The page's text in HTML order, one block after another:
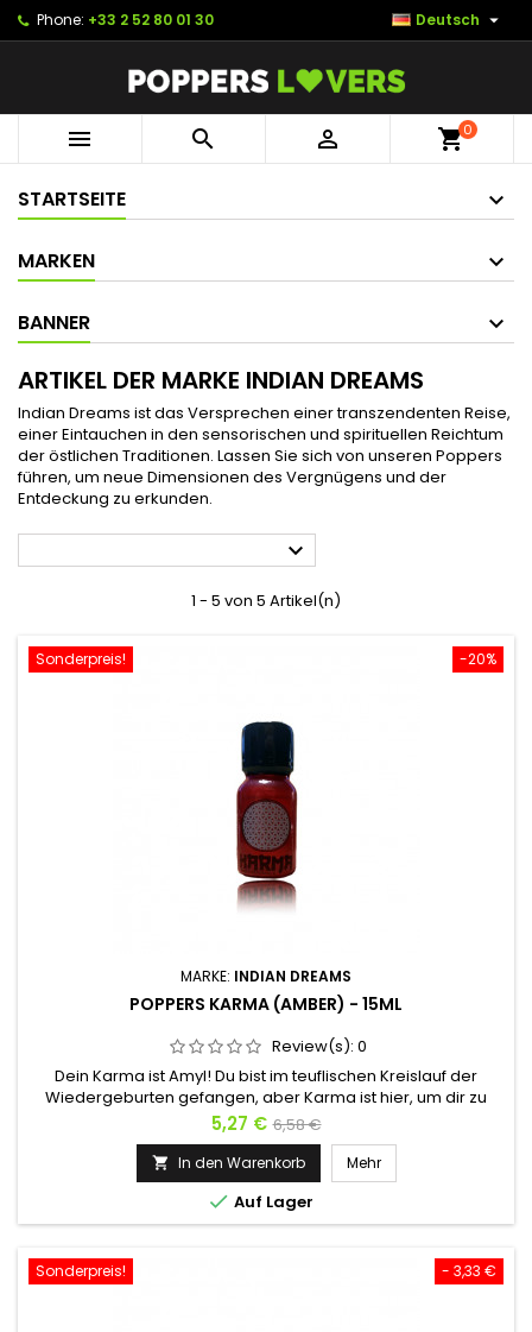
Phone: +33 2 52 80 01 30 Deutsch 
   shopping_cart0
STARTSEITE
MARKEN
BANNER
ARTIKEL DER MARKE INDIAN DREAMS
Indian Dreams ist das Versprechen einer transzendenten Reise,
einer Eintauchen in den sensorischen und spirituellen Reichtum
der östlichen Traditionen. Lassen Sie sich von unseren Poppers
führen, um neue Dimensionen des Vergnügens und der
Entdeckung zu erkunden.

1 - 5 von 5 Artikel(n)
-20%
Sonderpreis!
MARKE: INDIAN DREAMS
POPPERS KARMA (AMBER) - 15ML
Review(s): 0
Dein Karma ist Amyl! Du bist im teuflischen Kreislauf der
Wiedergeburten gefangen, aber Karma ist hier, um dir zu
helfen. Du warst eine Sardine, jetzt wirst du ein Hai werden!
Da Ambra tierischen Ursprungs ist, ist Karma ein bestialisches
und sinnliches Poppers, das die Libido einer Schnecke in die
Sexualität eines Löwen verwandeln kann. Einer der...
Preis
5,27 € Verkaufspreis
6,58 €
 In den Warenkorb Mehr
 Auf Lager
- 3,33 €
Sonderpreis!